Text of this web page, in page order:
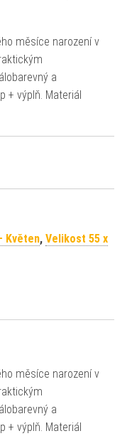
měsíce narození v
a
+ výplň. Materiál
Květen, Velikost 55 x
měsíce narození v
a
+ výplň. Materiál